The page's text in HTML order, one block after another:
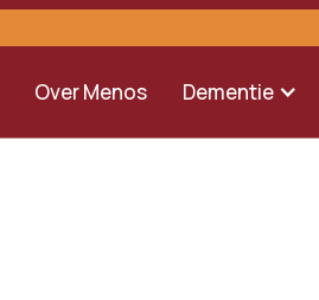
Over Menos Dementie